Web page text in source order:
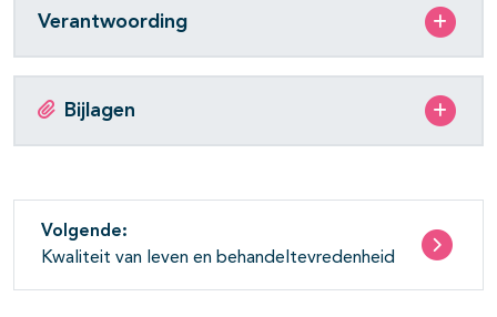
Verantwoording
Bijlagen
Volgende:
Kwaliteit van leven en behandeltevredenheid